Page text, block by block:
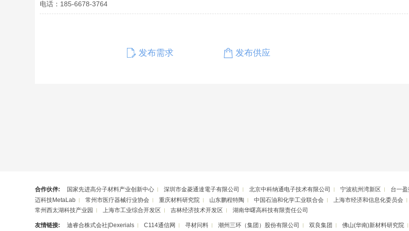
电话：185-6678-3764
发布需求 发布供应
合作伙伴: 国家先进高分子材料产业创新中心 深圳市金菱通達電子有限公司 北京中科纳通电子技术有限公司 宁波杭州湾新区 台一
迈科技MetaLab
常州市医疗器械行业协会 重庆材料研究院 山东鹏程特陶 中国石油和化学工业联合会 上海市经济和信息化委员会
常州西太湖科技产业园
上海市工业综合开发区 吉林经济技术开发区 湖南华曙高科技有限责任公司
友情链接: 迪睿合株式会社|Dexerials C114通信网 寻材问料 潮州三环（集团）股份有限公司 双良集团 佛山(华南)新材料研究院